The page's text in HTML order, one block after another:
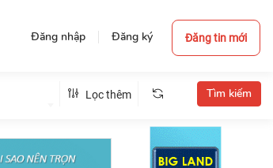
Đăng nhập Đăng ký Đăng tin mới
Lọc thêm